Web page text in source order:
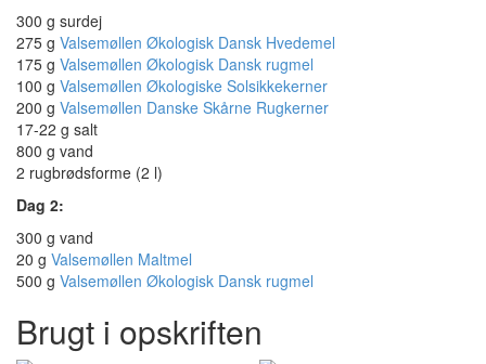
300 g surdej
275 g Valsemøllen Økologisk Dansk Hvedemel
175 g Valsemøllen Økologisk Dansk rugmel
100 g Valsemøllen Økologiske Solsikkekerner
200 g Valsemøllen Danske Skårne Rugkerner
17-22 g salt
800 g vand
2 rugbrødsforme (2 l)
Dag 2:
300 g vand
20 g Valsemøllen Maltmel
500 g Valsemøllen Økologisk Dansk rugmel
Brugt i opskriften